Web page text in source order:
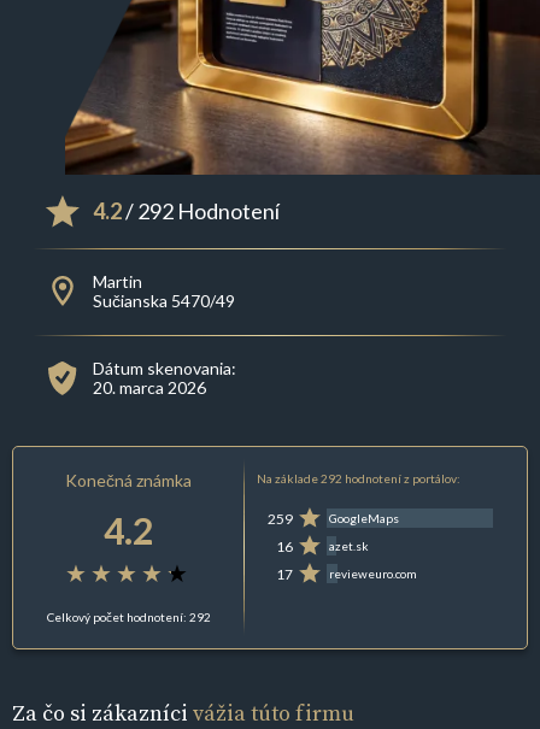
4.2/ 292 Hodnotení
Martin
Sučianska 5470/49
Dátum skenovania:
20. marca 2026
Konečná známka
4.2
Celkový počet hodnotení: 292
Na základe 292 hodnotení z portálov:
259 GoogleMaps
16 azet.sk
17 revieweuro.com
Za čo si zákazníci vážia túto firmu